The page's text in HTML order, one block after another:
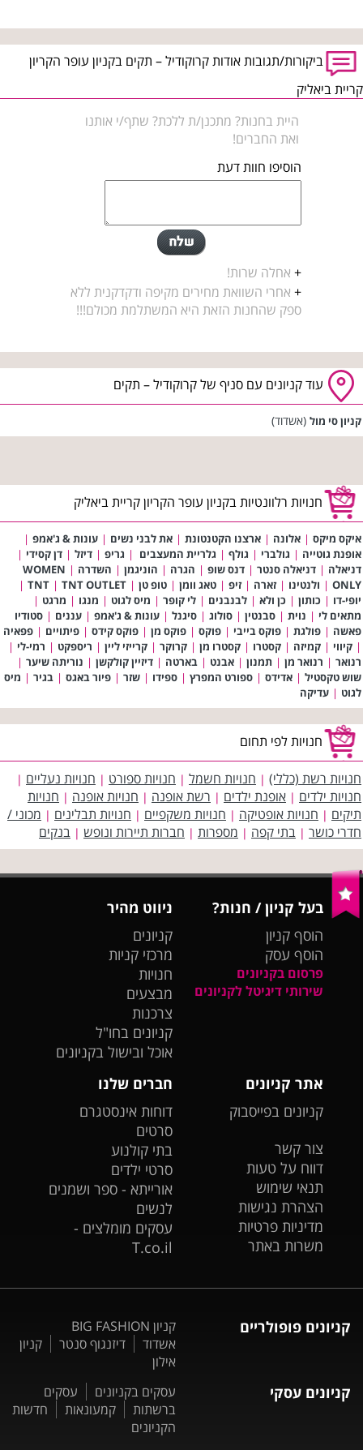
ביקורות/תגובות אודות קרוקודיל – תקים בקניון עופר הקריון
קריית ביאליק
היית בחנות? מתכנן/ת ללכת? שתף/י אותנו
ואת החברים!
הוסיפו חוות דעת
+ אחלה שרות!
+ אחרי השוואת מחירים מקיפה ודקדקנית ללא
ספק שהחנות הזאת היא המשתלמת מכולם!!!
עוד קניונים עם סניף של קרוקודיל – תקים
קניון סי מול (אשדוד)
חנויות רלוונטיות בקניון עופר הקריון קריית ביאליק
איקס מיקס | אלונה | ארצנו הקטנטונת | את לבני נשים | עונות & ג'אמפ |
אופנת גוטייה | גולברי | גולף | גלריית המעצבים | גריפ | דיזל | דן קסידי |
דניאלה | דניאלה סנטר | דנס שופ | הגרה | הוניגמן | השדרה |
WOMEN
ONLY
| ולנטינו | זארה | זיפ | טאג וומן | טופ טן |
TNT | TNT OUTLET
|
יופי-דו | כותון | כן ולא | לבנבנים | לי קופר | מיס לגוט | מנגו | מרגט |
מתאים לי | נוית | סבנטין | סולוג | סיגנל | עונות & ג'אמפ | עננים | סטודיו
פאשה | פולגת | פוקס בייבי | פוקס | פוקס מן | פוקס קידס | פיתויים | פפאיה
| קיווי | קמיזה | קסטרו | קסטרו מן | קרוקר | קרייזי ליין | ריספקט | רמי-לי |
רנואר | רנואר מן | תמנון | אבנט | בארטה | דיזיין קולקשן | נוריתה שיער |
שוש טקסטיל | אדידס | ספורט המפרץ | ספידו | שזר | פיור באגס | בגיר | מיס
לגוט | עדיקה
חנויות לפי תחום
חנויות רשת (כללי) | חנויות חשמל | חנויות ספורט | חנויות נעליים |
חנויות ילדים | אופנת ילדים | רשת אופנה | חנויות אופנה | חנויות
תיקים | חנויות אופטיקה | חנויות משקפיים | חנויות תבלינים | מכוני /
חדרי כושר | בתי קפה | מספרות | חברות תיירות ונופש | בנקים
בעל קניון / חנות?
הוסף קניון
הוסף עסק
פרסום בקניונים
שירותי דיגיטל לקניונים
ניווט מהיר
קניונים
מרכזי קניות
חנויות
מבצעים
צרכנות
קניונים בחו"ל
אוכל ובישול בקניונים
אתר קניונים
קניונים בפייסבוק
צור קשר
דווח על טעות
תנאי שימוש
הצהרת נגישות
מדיניות פרטיות
משרות באתר
חברים שלנו
דוחות אינסטגרם
סרטים
בתי קולנוע
סרטי ילדים
אורייתא - ספר ושמנים
לנשים
עסקים מומלצים -
T.co.il
קניונים פופולריים
קניון BIG FASHION
אשדוד
דיזנגוף סנטר
קניון
אילון
קניונים עסקי עסקים בקניונים
עסקים
ברשתות
קמעונאות
חדשות
הקניונים